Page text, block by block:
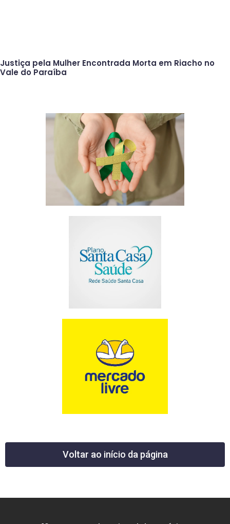
Justiça pela Mulher Encontrada Morta em Riacho no
Vale do Paraíba
Voltar ao início da página